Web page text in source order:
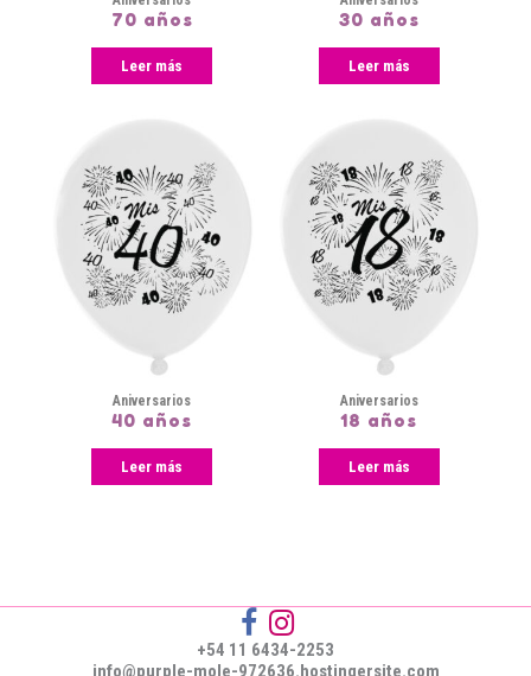
70 años
Leer más
30 años
Leer más
Aniversarios
40 años
Leer más
Aniversarios
18 años
Leer más
+54 11 6434-2253
info@purple-mole-972636.hostingersite.com